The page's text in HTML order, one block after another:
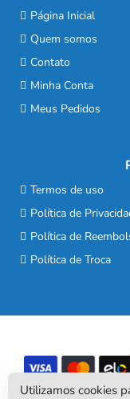
Página Inicial
Quem somos
Contato
Minha Conta
Meus Pedidos
Termos de uso
Política de
Política de
Política de Troca
Utilizamos cookies